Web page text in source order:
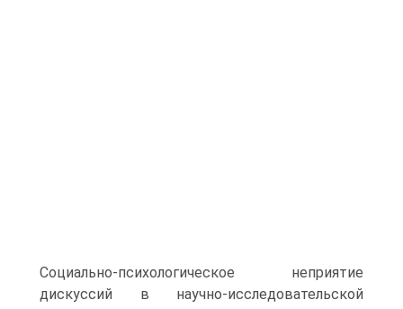
Социально-психологическое неприятие
дискуссий в научно-исследовательской